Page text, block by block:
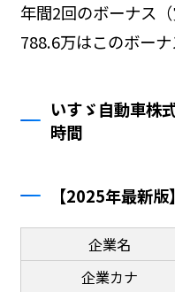
年間2回のボーナス
788.6万はこのボーナ
いすゞ自動車株
時間
【2025年最新
企業名
企業カナ